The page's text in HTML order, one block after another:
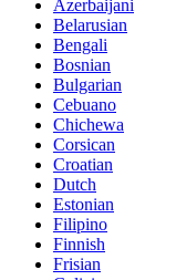
Azerbaijani
Belarusian
Bengali
Bosnian
Bulgarian
Cebuano
Chichewa
Corsican
Croatian
Dutch
Estonian
Filipino
Finnish
Frisian